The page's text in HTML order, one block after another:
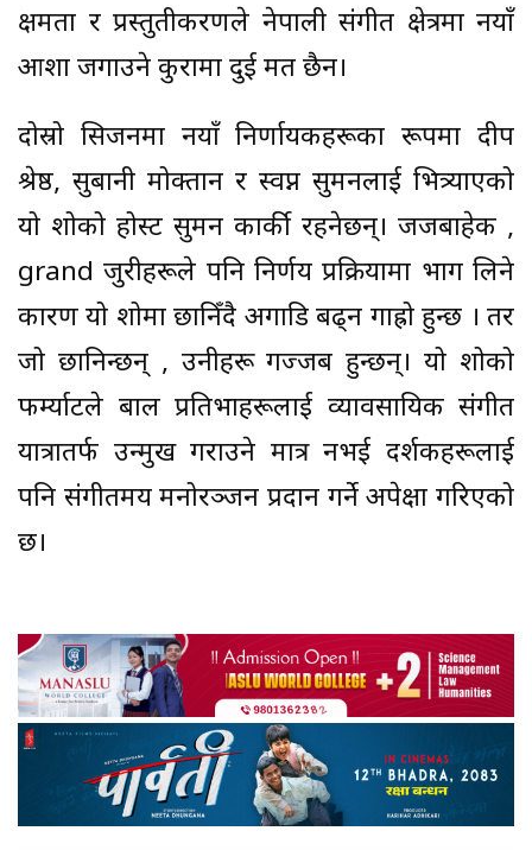
क्षमता र प्रस्तुतीकरणले नेपाली संगीत क्षेत्रमा नयाँ
आशा जगाउने कुरामा दुई मत छैन।
दोस्रो सिजनमा नयाँ निर्णायकहरूका रूपमा दीप
श्रेष्ठ, सुबानी मोक्तान र स्वप्न‌ सुमनलाई भित्र्याएको
यो शोको होस्ट सुमन कार्की रहनेछन्। जजबाहेक ,
grand जुरीहरूले पनि निर्णय प्रक्रियामा भाग लिने
कारण यो शोमा छानिँदै अगाडि बढ्न गाह्रो हुन्छ । तर
जो छानिन्छन् , उनीहरू गज्जब हुन्छन्। यो शोको
फर्म्याटले बाल प्रतिभाहरूलाई व्यावसायिक संगीत
यात्रातर्फ उन्मुख गराउने मात्र नभई दर्शकहरूलाई
पनि संगीतमय मनोरञ्जन प्रदान गर्ने अपेक्षा गरिएको
छ।